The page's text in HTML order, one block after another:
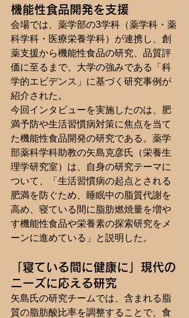
機能性食品開発を支援
会場では、薬学部の3学科（薬学科・薬
科学科・医療栄養学科）が連携し、創
薬支援から機能性食品の研究、品質評
価に至るまで、大学の強みである「科
学的エビデンス」に基づく研究事例が
紹介された。
今回インタビューを実施したのは、肥
満予防や生活習慣病対策に焦点を当て
た機能性食品開発の研究である。薬学
部薬科学科助教の矢島克彦氏（栄養生
理学研究室）は、自身の研究テーマに
ついて、「生活習慣病の起点とされる
肥満を防ぐため、睡眠中の脂質代謝を
高め、寝ている間に脂肪燃焼量を増や
す機能性食品や栄養素の探索研究をメ
ーンに進めている」と説明した。
「寝ている間に健康に」現代の
ニーズに応える研究
矢島氏の研究チームでは、含まれる脂
質の脂肪酸比率を調整することで、食